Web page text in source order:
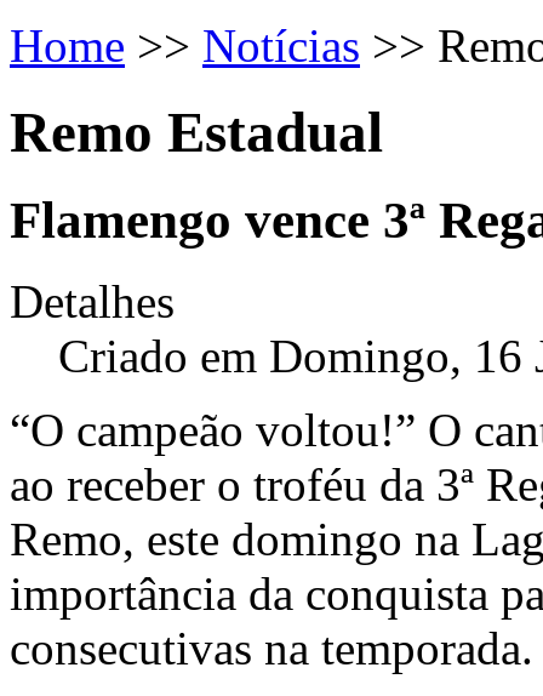
Home >> Notícias >>
Remo Estadual
Flamengo vence 3ª
Detalhes
Criado em Domingo, 16
“O campeão voltou!” O
ao receber o troféu da 3ª
Remo, este domingo na
importância da conquista
consecutivas na temporada.